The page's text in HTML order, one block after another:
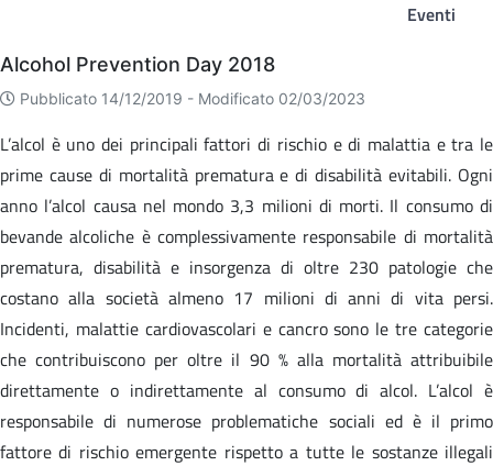
Eventi
Eventi
Alcohol Prevention Day 2018
Pubblicato 14/12/2019 - Modificato 02/03/2023
L’alcol è uno dei principali fattori di rischio e di malattia e tra le
prime cause di mortalità prematura e di disabilità evitabili. Ogni
anno l’alcol causa nel mondo 3,3 milioni di morti. Il consumo di
bevande alcoliche è complessivamente responsabile di mortalità
prematura, disabilità e insorgenza di oltre 230 patologie che
costano alla società almeno 17 milioni di anni di vita persi.
Incidenti, malattie cardiovascolari e cancro sono le tre categorie
che contribuiscono per oltre il 90 % alla mortalità attribuibile
direttamente o indirettamente al consumo di alcol. L’alcol è
responsabile di numerose problematiche sociali ed è il primo
fattore di rischio emergente rispetto a tutte le sostanze illegali